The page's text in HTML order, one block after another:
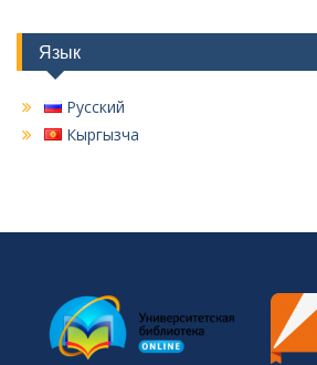
Язык
Русский
Кыргызча